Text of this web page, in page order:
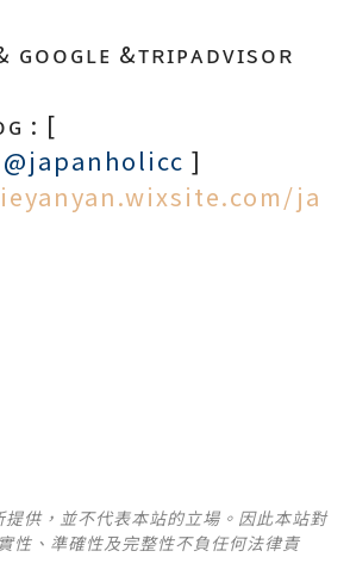
ɢᴏᴏɢʟᴇ &ᴛʀɪᴘᴀᴅᴠɪsᴏʀ
: [
@japanholicc ]
ja
供，並不代表本站的立場。因此本站對
性、準確性及完整性不負任何法律責